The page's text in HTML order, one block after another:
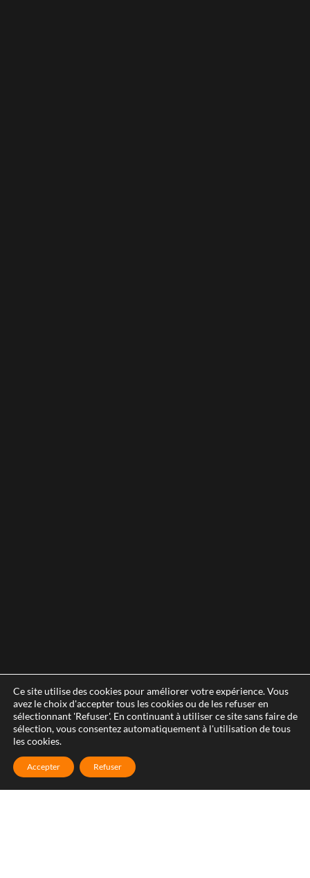
Ce site utilise des cookies pour améliorer votre expérience. Vous
avez le choix d'accepter tous les cookies ou de les refuser en
sélectionnant 'Refuser'. En continuant à utiliser ce site sans faire de
sélection, vous consentez automatiquement à l'utilisation de tous
les cookies.
Accepter Refuser